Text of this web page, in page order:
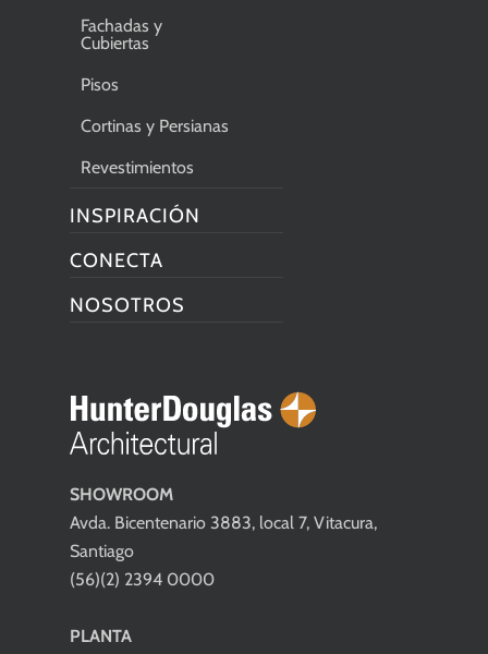
SHOWROOM
Avda. Bicentenario 3883, local 7, Vitacura,
Santiago
(56)(2) 2394 0000
PLANTA
Fachadas y
Cubiertas
Pisos
Cortinas y Persianas
Revestimientos
INSPIRACIÓN
CONECTA
NOSOTROS